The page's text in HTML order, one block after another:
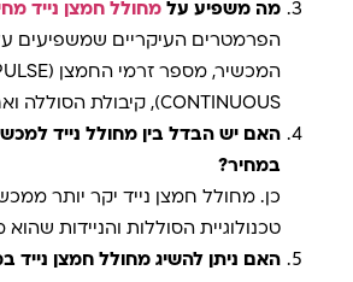
מה משפיע על מחולל חמצן נייד
הפרמטרים העיקריים שמשפיעים
CONTINUOUS), קיבולת הסוללה ואחריות היבואן.
האם יש הבדל בין מחולל נייד
במחיר?
כן. מחולל חמצן נייד יקר יותר
טכנולוגיית הסוללות והניידות
האם ניתן להשיג מחולל חמצן נייד